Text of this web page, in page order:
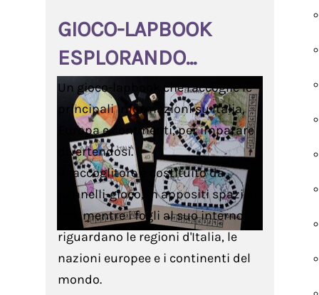
GIOCO-LAPBOOK
ESPLORANDO...
Un gioco-lapbook che raccoglie le
principali informazioni su Italia,
Europa e continenti, per imparare
divertendosi.
Il raccoglitore è costituito da
pannelli-gioco, in appositi spazi ai
lati, mentre i fogli al suo interno
riguardano le regioni d'Italia, le
nazioni europee e i continenti del
mondo.